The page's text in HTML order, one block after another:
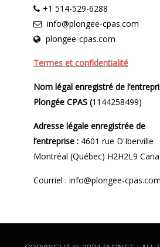
+1 514-529-6288
info@plongee-cpas.com
plongee-cpas.com
Termes et confidentialité
Nom légal enregistré de
Plongée CPAS (1144258499)
Adresse légale enregistrée de
l’entreprise :4601 rue D'Iberville
Montréal (Québec) H2H2L9
Courriel : info@plongee-cpas.com